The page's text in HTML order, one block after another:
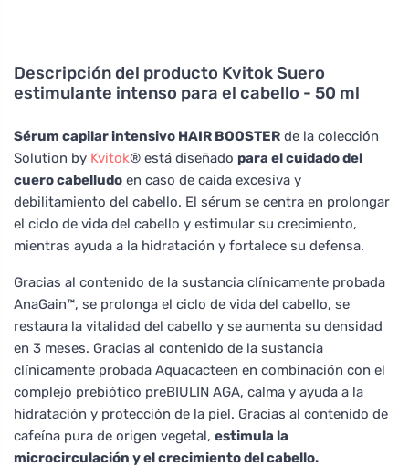
Descripción del producto Kvitok Suero
estimulante intenso para el cabello - 50 ml
Sérum capilar intensivo HAIR BOOSTER de la colección
Solution by Kvitok® está diseñado para el cuidado del
cuero cabelludo en caso de caída excesiva y
debilitamiento del cabello. El sérum se centra en prolongar
el ciclo de vida del cabello y estimular su crecimiento,
mientras ayuda a la hidratación y fortalece su defensa.
Gracias al contenido de la sustancia clínicamente probada
AnaGain™, se prolonga el ciclo de vida del cabello, se
restaura la vitalidad del cabello y se aumenta su densidad
en 3 meses. Gracias al contenido de la sustancia
clínicamente probada Aquacacteen en combinación con el
complejo prebiótico preBIULIN AGA, calma y ayuda a la
hidratación y protección de la piel. Gracias al contenido de
cafeína pura de origen vegetal, estimula la
microcirculación y el crecimiento del cabello.